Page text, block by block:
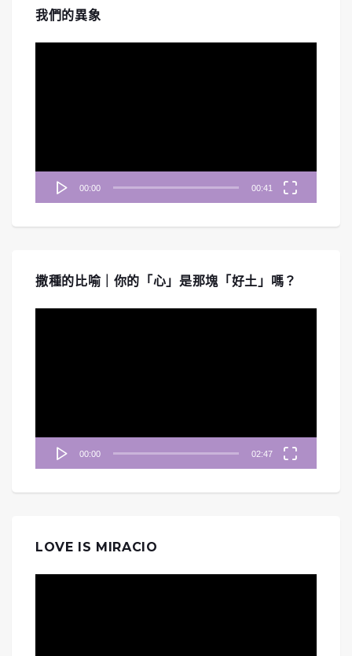
我們的異象
00:00 00:41
撒種的比喻｜你的「心」是那塊「好土」嗎？
00:00 02:47
LOVE IS MIRACIO